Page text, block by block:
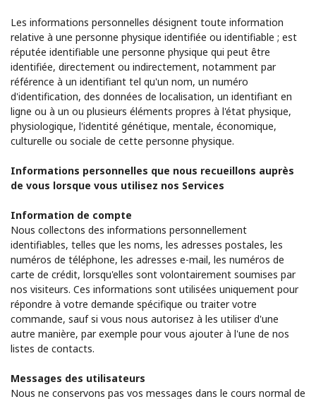
Rappel du mot de passe →
Login
Continue avec
Les informations personnelles désignent toute information
relative à une personne physique identifiée ou identifiable ; est
réputée identifiable une personne physique qui peut être
identifiée, directement ou indirectement, notamment par
référence à un identifiant tel qu'un nom, un numéro
d'identification, des données de localisation, un identifiant en
ligne ou à un ou plusieurs éléments propres à l'état physique,
physiologique, l'identité génétique, mentale, économique,
culturelle ou sociale de cette personne physique.
Informations personnelles que nous recueillons auprès
de vous lorsque vous utilisez nos Services
Information de compte
Nous collectons des informations personnellement
identifiables, telles que les noms, les adresses postales, les
numéros de téléphone, les adresses e-mail, les numéros de
carte de crédit, lorsqu'elles sont volontairement soumises par
nos visiteurs. Ces informations sont utilisées uniquement pour
répondre à votre demande spécifique ou traiter votre
commande, sauf si vous nous autorisez à les utiliser d'une
autre manière, par exemple pour vous ajouter à l'une de nos
listes de contacts.
Messages des utilisateurs
Nous ne conservons pas vos messages dans le cours normal de